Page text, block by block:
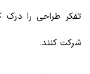
تفکر طراحی را درک
شرکت کنند.